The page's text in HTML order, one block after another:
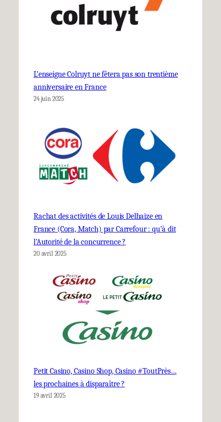
L’enseigne Colruyt ne fêtera pas son trentième
anniversaire en France
24 juin 2025
Rachat des activités de Louis Delhaize en
France (Cora, Match) par Carrefour : qu’à dit
l’Autorité de la concurrence ?
20 avril 2025
Petit Casino, Casino Shop, Casino #ToutPrès…
les prochaines à disparaître ?
19 avril 2025